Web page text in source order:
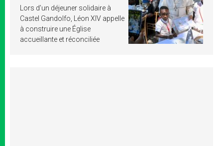
Lors d’un déjeuner solidaire à
Castel Gandolfo, Léon XIV appelle
à construire une Église
accueillante et réconciliée